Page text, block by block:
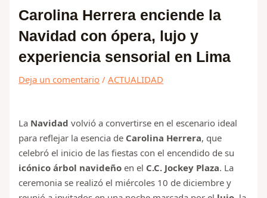
Carolina Herrera enciende la
Navidad con ópera, lujo y
experiencia sensorial en Lima
Deja un comentario /ACTUALIDAD
La Navidad volvió a convertirse en el escenario ideal
para reflejar la esencia de Carolina Herrera, que
celebró el inicio de las fiestas con el encendido de su
icónico árbol navideño en el C.C. Jockey Plaza. La
ceremonia se realizó el miércoles 10 de diciembre y